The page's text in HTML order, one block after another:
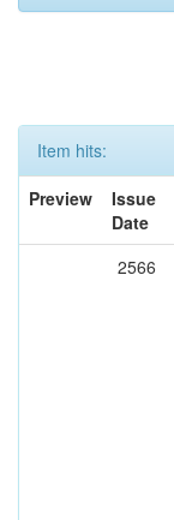
Item hits:
Preview
Issue
Date
2566